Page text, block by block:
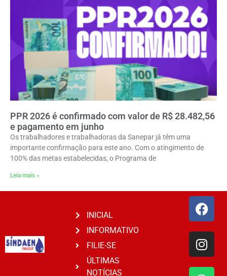
PPR 2026 é confirmado com valor de R$ 28.482,56
e pagamento em junho
Os trabalhadores e trabalhadoras da Sanepar já têm uma
importante confirmação para este ano. Com o atingimento de
100% das metas estabelecidas, o Programa de
Leia mais »
INICIAL
INFORMATIVO
FILIE-SE
ÚLTIMAS
NOTÍCIAS